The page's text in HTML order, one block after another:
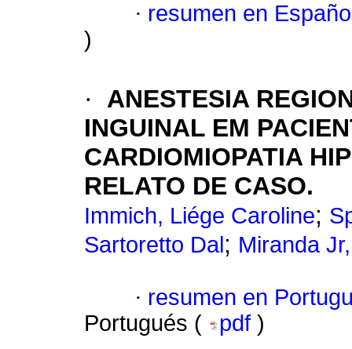
· resumen en
)
·
ANESTESIA
INGUINAL EM
CARDIOMIOPATIA
RELATO DE CASO.
Immich, Liége Caroline;
Sartoretto Dal ; Miranda
· resumen en
Portugués (
pdf )